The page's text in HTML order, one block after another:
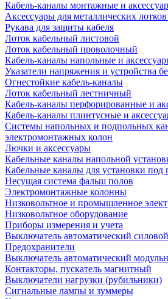
Кабель-каналы монтажные и
Аксессуары для металлических
Рукава для защиты кабеля
Лоток кабельный листовой
Лоток кабельный проволочный
Кабель-каналы напольные и
Указатели напряжения и устройства
Огнестойкие кабель-каналы
Лоток кабельный лестничный
Кабель-каналы перфорированные и
Кабель-каналы плинтусные и
Системы напольных и подпольных
электромонтажных колон
Лючки и аксессуары
Кабельные каналы напольной
Кабельные каналы для установки под
Несущая система фальш полов
Электромонтажные колонны
Низковольтное и промышленное
Низковольтное оборудование
Приборы измерения и учета
Выключатель автоматический силовой
Предохранители
Выключатель автоматический
Контакторы, пускатель магнитный
Выключатели нагрузки (рубильники)
Сигнальные лампы и зуммеры